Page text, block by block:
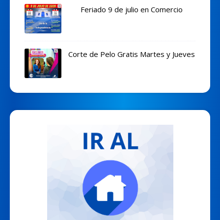
Feriado 9 de julio en Comercio
Corte de Pelo Gratis Martes y Jueves